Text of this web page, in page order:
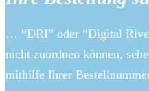
… “DRI” oder “Digital
nicht zuordnen können,
mithilfe Ihrer